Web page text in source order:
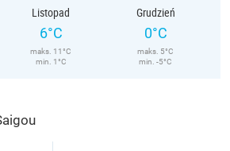
Listopad
6°C
maks. 11°C
min. 1°C
Grudzień
0°C
maks. 5°C
min. -5°C